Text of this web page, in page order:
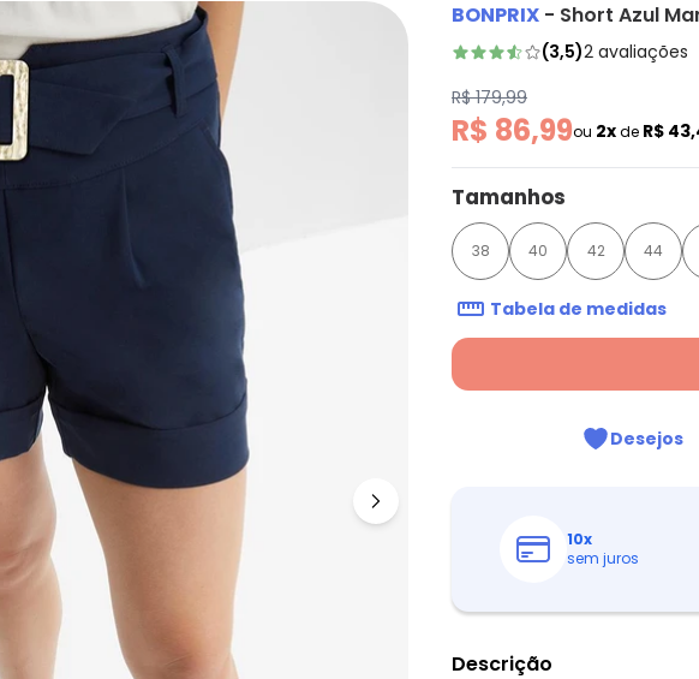
BONPRIX - Short Azul
(3,5)2 avaliações
R$ 179,99
R$ 86,99ou 2xde R$
Tamanhos
38 40 42 44
Tabela de medidas
Desejos
10x
sem juros
Descrição